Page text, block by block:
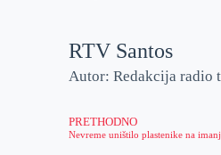
RTV Santos
Autor: Redakcija radio
PRETHODNO
Nevreme uništilo plastenike na